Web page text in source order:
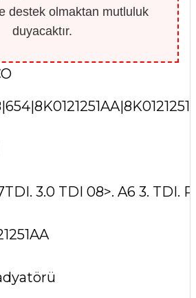
destek olmaktan mutluluk
duyacaktır.
3.0 TDI 08>. A6 3. TDI.